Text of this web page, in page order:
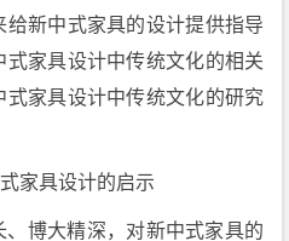
新中式家具的设计提供指导
家具设计中传统文化的相关
家具设计中传统文化的研究
家具设计的启示
博大精深，对新中式家具的